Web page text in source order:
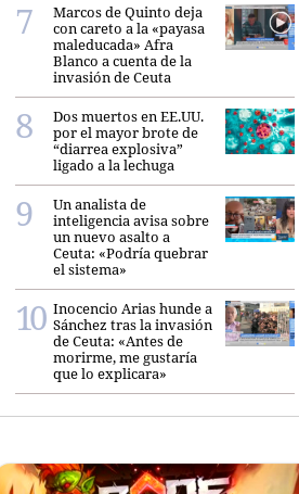
Marcos de Quinto deja
con careto a la «payasa
maleducada» Afra
Blanco a cuenta de la
invasión de Ceuta
Dos muertos en EE.UU.
por el mayor brote de
“diarrea explosiva”
ligado a la lechuga
Un analista de
inteligencia avisa sobre
un nuevo asalto a
Ceuta: «Podría quebrar
el sistema»
Inocencio Arias hunde a
Sánchez tras la invasión
de Ceuta: «Antes de
morirme, me gustaría
que lo explicara»